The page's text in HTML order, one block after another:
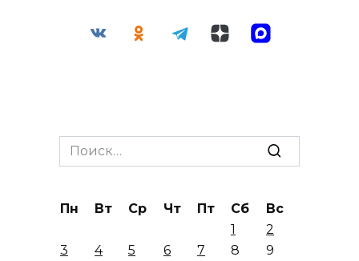
Search
for:
Пн Вт Ср Чт Пт Сб
Вс
1
2
3
4 5 6 7 8
9